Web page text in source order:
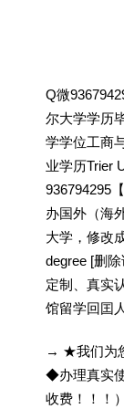
Q微
尔大学学历
学学位工商
业学历Trier
936794295
办国外（海
大学，修改
degree [删
定制、真实
馆留学回囯
→ ★我们为
◆办理真实
收费！！！